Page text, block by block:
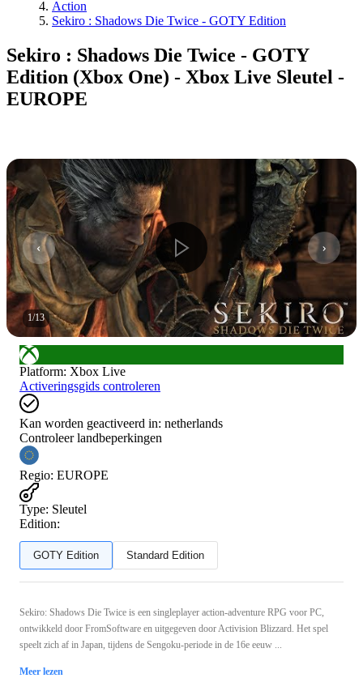
Action
Sekiro : Shadows Die Twice - GOTY Edition
Sekiro : Shadows Die Twice - GOTY
Edition (Xbox One) - Xbox Live Sleutel -
EUROPE
1/13
Platform: Xbox Live
Activeringsgids controleren
Kan worden geactiveerd in: netherlands
Controleer landbeperkingen
Regio: EUROPE
Type: Sleutel
Edition:
GOTY Edition Standard Edition
Sekiro: Shadows Die Twice is een singleplayer action-adventure RPG voor PC,
ontwikkeld door FromSoftware en uitgegeven door Activision Blizzard. Het spel
speelt zich af in Japan, tijdens de Sengoku-periode in de 16e eeuw ...
Meer lezen